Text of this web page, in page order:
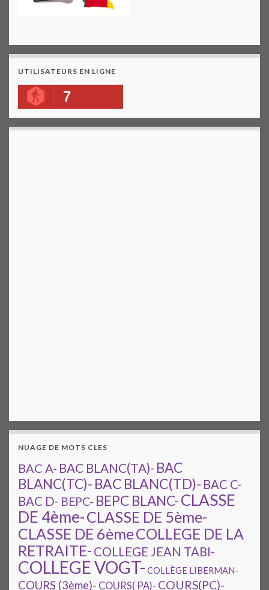
UTILISATEURS EN LIGNE
7
NUAGE DE MOTS CLES
BAC A- BAC BLANC(TA)- BAC
BLANC(TC)- BAC BLANC(TD)- BAC C-
BAC D- BEPC- BEPC BLANC-CLASSE
DE 4ème-CLASSE DE 5ème-
CLASSE DE 6èmeCOLLEGE DE LA
RETRAITE- COLLEGE JEAN TABI-
COLLEGE VOGT- COLLÈGE LIBERMAN-
COURS (3ème)- COURS( PA)- COURS(PC)-